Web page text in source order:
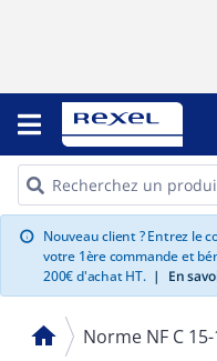
info Nouveau client ? Entrez le
votre 1ère commande et
200€ d'achat HT. | En
home Norme NF C